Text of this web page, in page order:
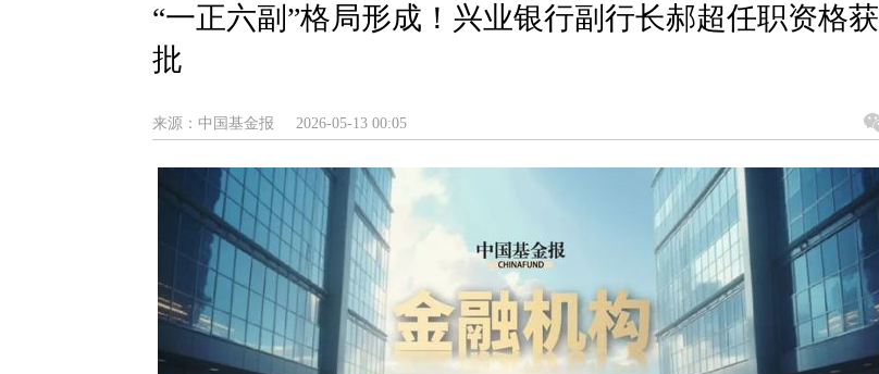
“一正六副”格局形成！兴业银行副行长郝超任职资格获
批
来源：中国基金报 2026-05-13 00:05